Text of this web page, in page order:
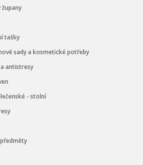
župany
tašky
sady a kosmetické potřeby
antistresy
- stolní